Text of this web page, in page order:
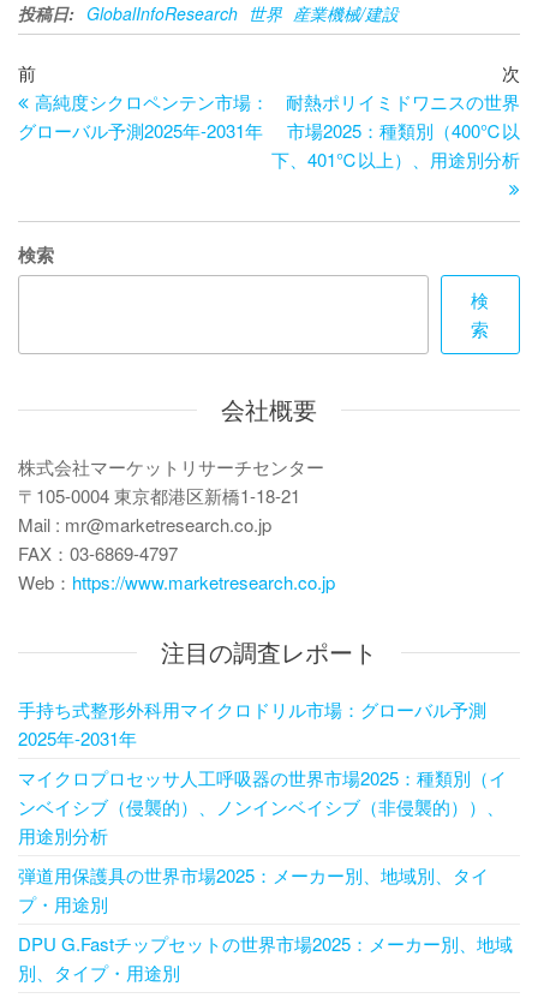
投稿日: GlobalInfoResearch 世界 産業機械/建設
投
稿
ナ
ゲ
ー
ョ
過
去
の
前
高純度シクロペンテン市場：
グローバル予測2025年-2031年
稿
次
耐熱ポリイミドワニスの世界
市場2025：種類別（400℃以
下、401℃以上）、用途別分析
検索
検
索
会社概要
株式会社マーケットリサーチセンター
〒105-0004 東京都港区新橋1-18-21
Mail : mr@marketresearch.co.jp
FAX：03-6869-4797
Web： https://www.marketresearch.co.jp
注目の調査レポート
手持ち式整形外科用マイクロドリル市場：グローバル予測
2025年-2031年
マイクロプロセッサ人工呼吸器の世界市場2025：種類別（イ
ンベイシブ（侵襲的）、ノンインベイシブ（非侵襲的））、
用途別分析
弾道用保護具の世界市場2025：メーカー別、地域別、タイ
プ・用途別
DPU G.Fastチップセットの世界市場2025：メーカー別、地域
別、タイプ・用途別